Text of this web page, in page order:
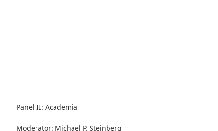
Panel II: Academia
Moderator: Michael P. Steinberg